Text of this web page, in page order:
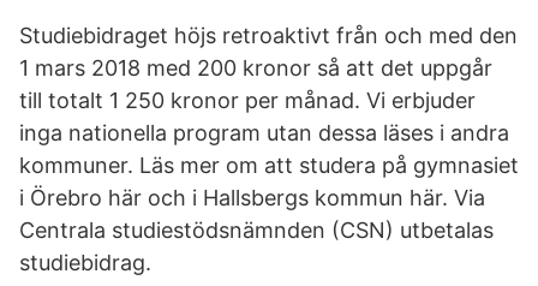
Studiebidraget höjs retroaktivt från och med den
1 mars 2018 med 200 kronor så att det uppgår
till totalt 1 250 kronor per månad. Vi erbjuder
inga nationella program utan dessa läses i andra
kommuner. Läs mer om att studera på gymnasiet
i Örebro här och i Hallsbergs kommun här. Via
Centrala studiestödsnämnden (CSN) utbetalas
studiebidrag.